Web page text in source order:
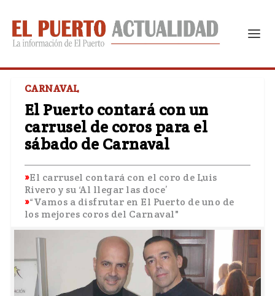
CARNAVAL
El Puerto contará con un
carrusel de coros para el
sábado de Carnaval
El carrusel contará con el coro de Luis
Rivero y su ‘Al llegar las doce’
“Vamos a disfrutar en El Puerto de uno de
los mejores coros del Carnaval"